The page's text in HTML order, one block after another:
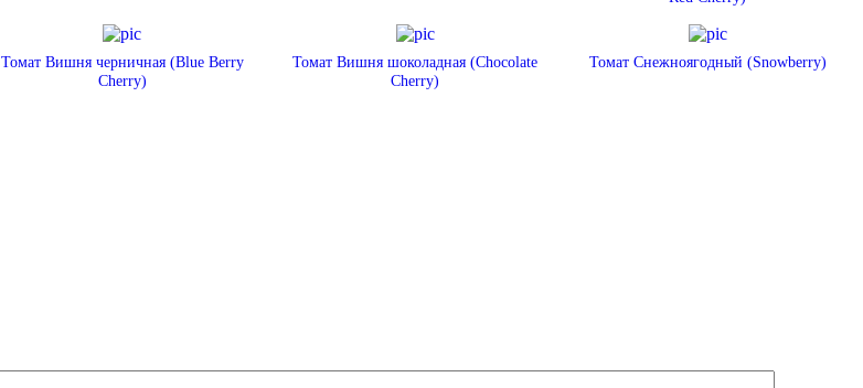
Томат Вишня черничная (Blue Berry
Cherry)
Томат Вишня шоколадная (Chocolate
Cherry)
Томат Снежноягодный (Snowberry)